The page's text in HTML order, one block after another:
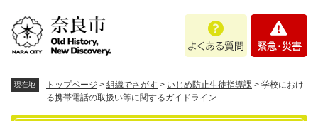
あ
問
・
現在地 トップページ > 組織でさがす > いじめ防止生徒指導課 > 学校におけ
る携帯電話の取扱い等に関するガイドライン